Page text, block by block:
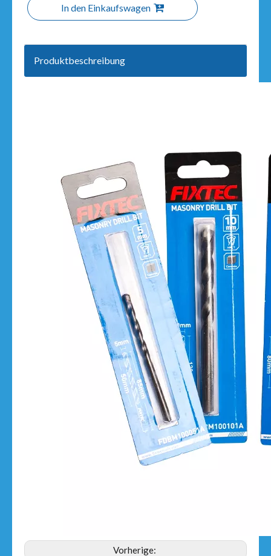
In den Einkaufswagen
Produktbeschreibung
Vorherige: